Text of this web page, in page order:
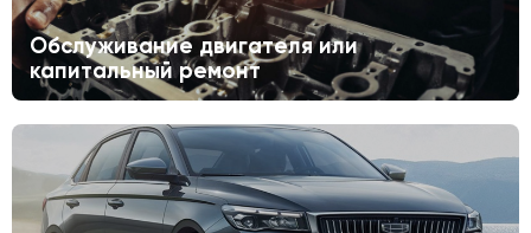
Обслуживание двигателя или
капитальный ремонт